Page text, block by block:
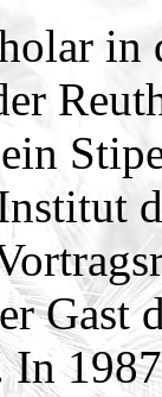
Gast
In